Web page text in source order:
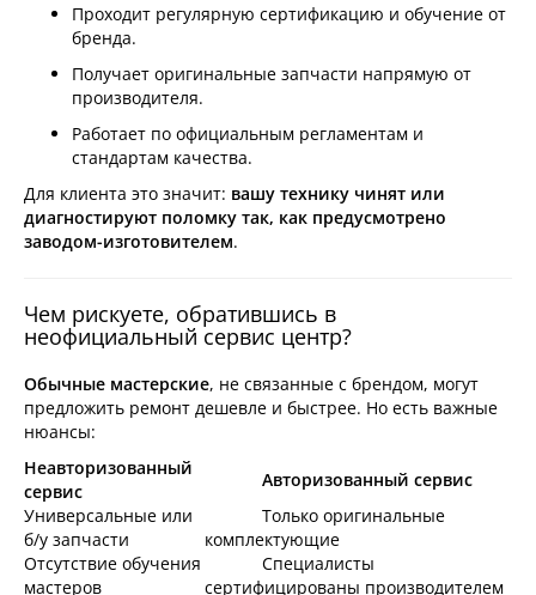
Проходит регулярную сертификацию и обучение от
бренда.
Получает оригинальные запчасти напрямую от
производителя.
Работает по официальным регламентам и
стандартам качества.
Для клиента это значит: вашу технику чинят или
диагностируют поломку так, как предусмотрено
заводом-изготовителем.
Чем рискуете, обратившись в
неофициальный сервис центр?
Обычные мастерские, не связанные с брендом, могут
предложить ремонт дешевле и быстрее. Но есть важные
нюансы:
Неавторизованный
сервис
Авторизованный сервис
Универсальные или
б/у запчасти
Только оригинальные
комплектующие
Отсутствие обучения
мастеров
Специалисты
сертифицированы производителем